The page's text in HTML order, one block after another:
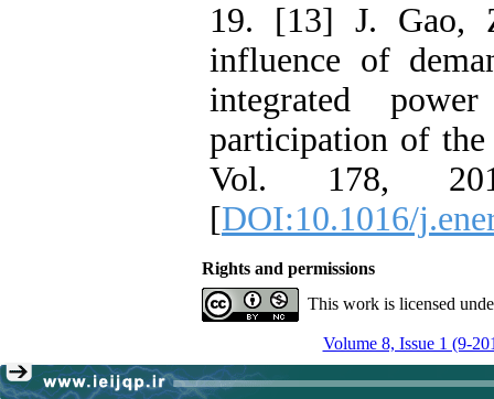
19. [13] J. Gao,
influence of
integrated
participation of the
Vol. 178,
[DOI:10.1016/
Rights and permissions
This work is licensed
Volume 8, Issue 1 (9-